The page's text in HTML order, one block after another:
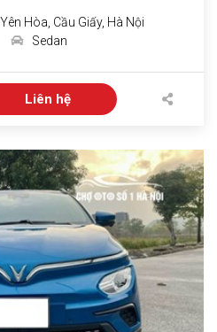
Hòa, Cầu Giấy, Hà Nội
Sedan
Liên hệ